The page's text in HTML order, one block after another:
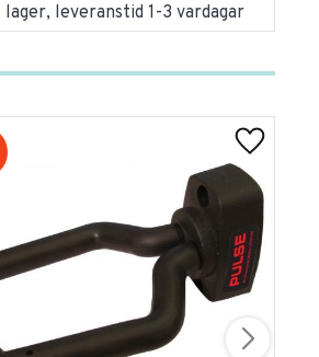
lager, leveranstid 1-3 vardagar